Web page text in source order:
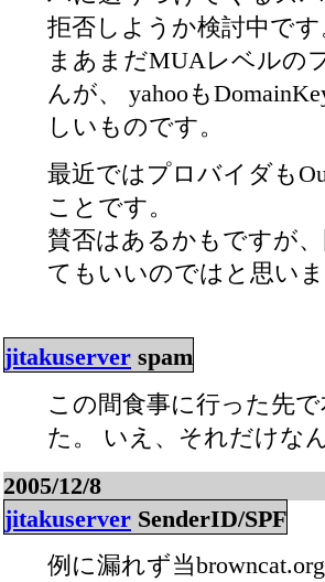
拒否しようか検討中で
まあまだMUAレベルの
んが、 yahooも
しいものです。
最近ではプロバイダも
ことです。
賛否はあるかもですが
てもいいのではと思い
jitakuserver spam
この間食事に行った先
た。 いえ、それだけな
2005/12/8
jitakuserver SenderID/SPF
例に漏れず当